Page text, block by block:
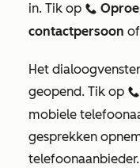
in. Tik op calling
contactpersoon of
Het
geopend. Tik op calling
mobiele
gesprekken
telefoonaanbieder.